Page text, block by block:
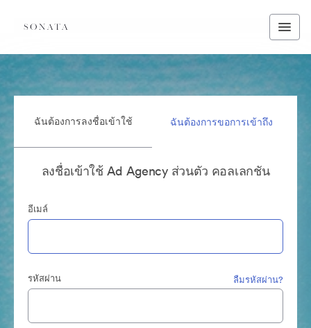
ฉันต้องการลงชื่อเข้าใช้ ฉันต้องการขอการเข้าถึง
ลงชื่อเข้าใช้ Ad Agency ส่วนตัว คอลเลกชัน
อีเมล์
รหัสผ่าน ลืมรหัสผ่าน?